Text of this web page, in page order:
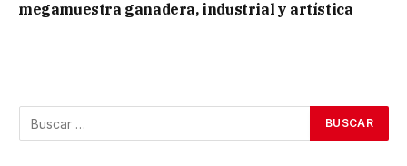
megamuestra ganadera, industrial y artística